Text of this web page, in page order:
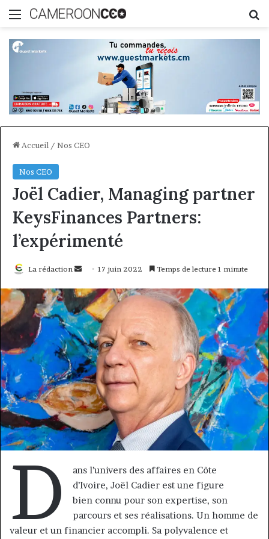
Menu
Accueil / Nos CEO
Nos CEO
Joël Cadier, Managing partner
KeysFinances Partners:
l’expérimenté
La rédaction
Envoyer
courriel
17 juin 2022 Temps de lecture 1 minute
D
ans l’univers des affaires en Côte
d’Ivoire, Joël Cadier est une figure
bien connu pour son expertise, son
parcours et ses réalisations. Un homme de
valeur et un financier accompli. Sa polyvalence et